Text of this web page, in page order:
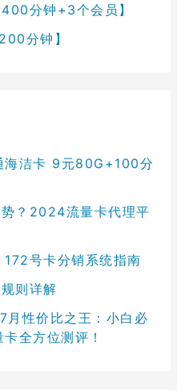
分钟+3个会员】
分钟】
海洁卡 9元80G+100分
？2024流量卡代理平
号卡分销系统指南
则详解
月性价比之王：小白必
全方位测评！